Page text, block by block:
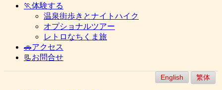
🏃体験する
温泉街歩きとナイトハイク
オプショナルツアー
レトロなちくま旅
🚗アクセス
📃お問合せ
English 繁体